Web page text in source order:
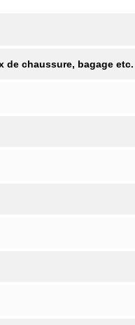
de chaussure, bagage etc.